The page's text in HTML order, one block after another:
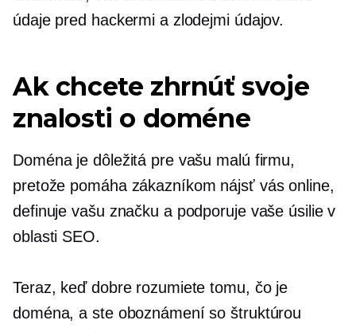
údaje pred hackermi a zlodejmi údajov.
Ak chcete zhrnúť svoje
znalosti o doméne
Doména je dôležitá pre vašu malú firmu,
pretože pomáha zákazníkom nájsť vás online,
definuje vašu značku a podporuje vaše úsilie v
oblasti SEO.
Teraz, keď dobre rozumiete tomu, čo je
doména, a ste oboznámení so štruktúrou